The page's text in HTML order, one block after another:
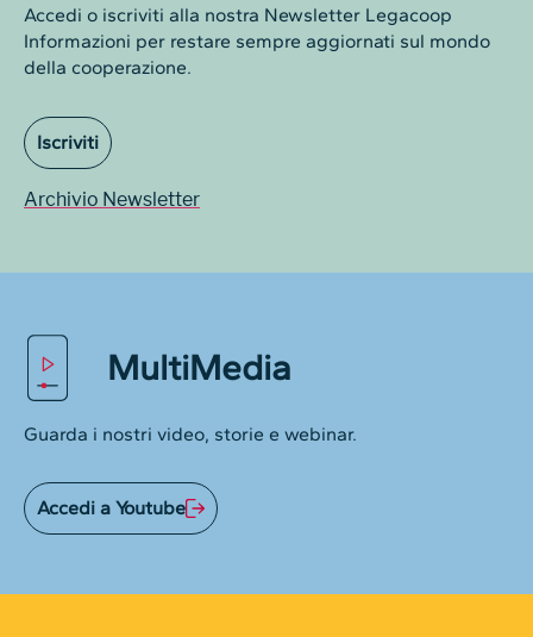
Accedi o iscriviti alla nostra Newsletter Legacoop
Informazioni per restare sempre aggiornati sul mondo
della cooperazione.
Iscriviti
Archivio Newsletter
MultiMedia
Guarda i nostri video, storie e webinar.
Accedi a Youtube